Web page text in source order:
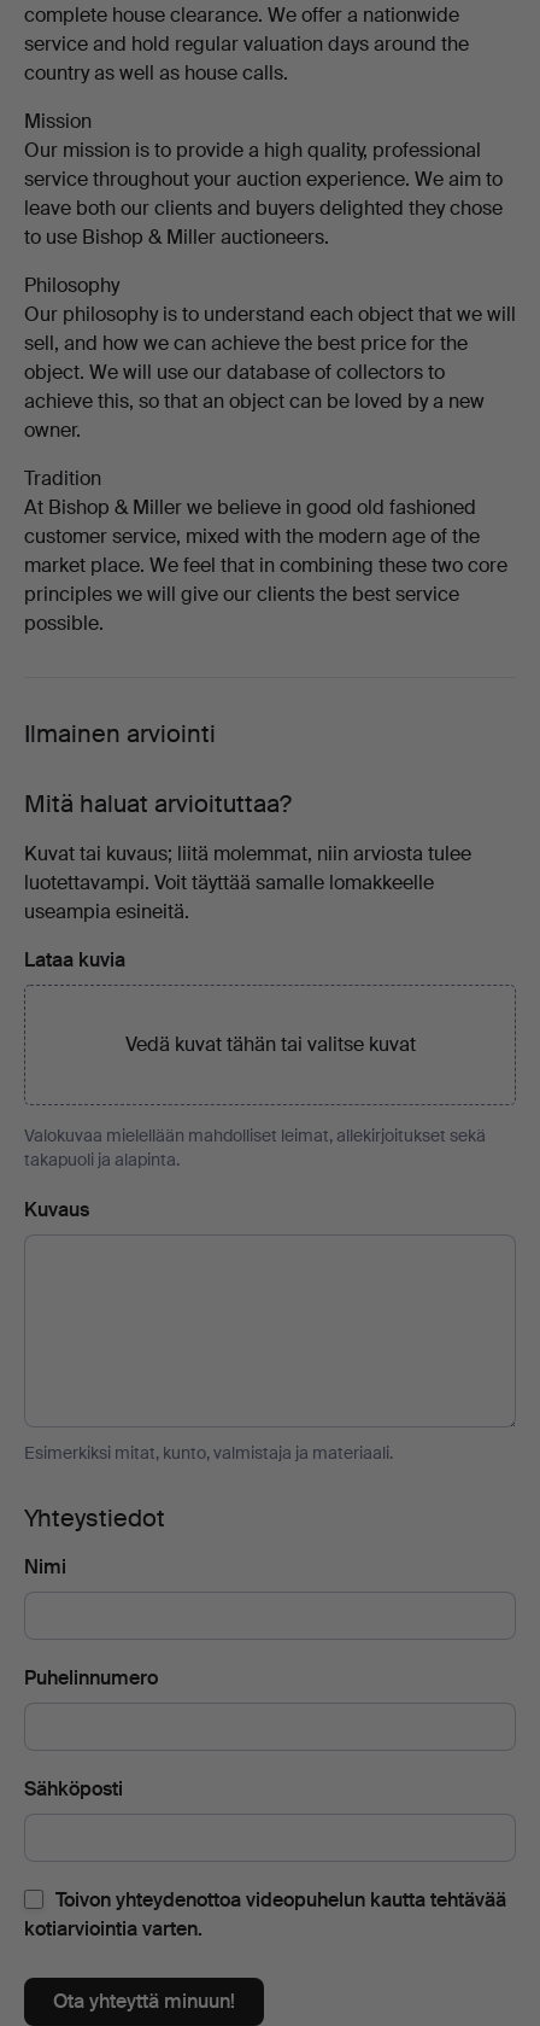
complete house clearance. We offer a nationwide
service and hold regular valuation days around the
country as well as house calls.
Mission
Our mission is to provide a high quality, professional
service throughout your auction experience. We aim to
leave both our clients and buyers delighted they chose
to use Bishop & Miller auctioneers.
Philosophy
Our philosophy is to understand each object that we will
sell, and how we can achieve the best price for the
object. We will use our database of collectors to
achieve this, so that an object can be loved by a new
owner.
Tradition
At Bishop & Miller we believe in good old fashioned
customer service, mixed with the modern age of the
market place. We feel that in combining these two core
principles we will give our clients the best service
possible.
Ilmainen arviointi
Mitä haluat arvioituttaa?
Kuvat tai kuvaus; liitä molemmat, niin arviosta tulee
luotettavampi. Voit täyttää samalle lomakkeelle
useampia esineitä.
Lataa kuvia
Vedä kuvat tähän tai valitse kuvat
Valokuvaa mielellään mahdolliset leimat, allekirjoitukset sekä
takapuoli ja alapinta.
Kuvaus
Esimerkiksi mitat, kunto, valmistaja ja materiaali.
Yhteystiedot
Nimi
Puhelinnumero
Sähköposti
Toivon yhteydenottoa videopuhelun kautta tehtävää
kotiarviointia varten.
Ota yhteyttä minuun!